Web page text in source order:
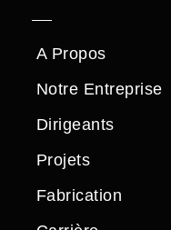
A Propos
Notre Entreprise
Dirigeants
Projets
Fabrication